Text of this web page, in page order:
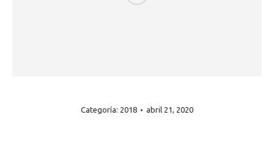
Categoría: 2018 abril 21, 2020